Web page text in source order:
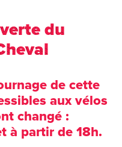
du
de cette
aux vélos
changé :
à partir de 18h.